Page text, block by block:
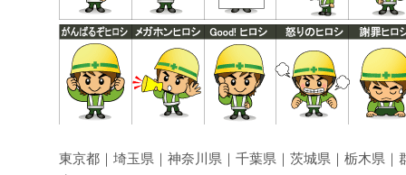
東京都｜埼玉県｜神奈川県｜千葉県｜茨城県｜栃木県｜